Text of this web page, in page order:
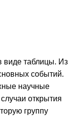
виде таблицы. Из
событий.
научные
открытия
группу